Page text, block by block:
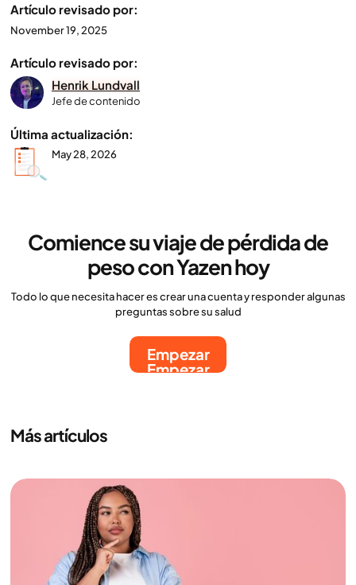
Artículo revisado por:
November 19, 2025
Artículo revisado por:
Henrik Lundvall
Jefe de contenido
Última actualización:
May 28, 2026
Comience su viaje de pérdida de
peso con Yazen hoy
Todo lo que necesita hacer es crear una cuenta y responder algunas
preguntas sobre su salud
Empezar
Empezar
Más artículos